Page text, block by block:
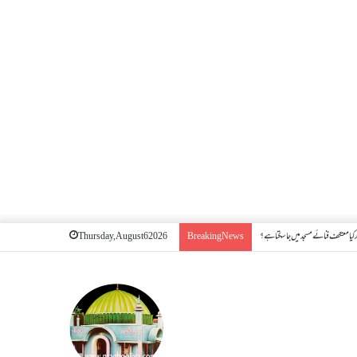
Thursday, August 6 2026 Breaking News معتکف فنائے مسجد میں جا سکتا ہے؟